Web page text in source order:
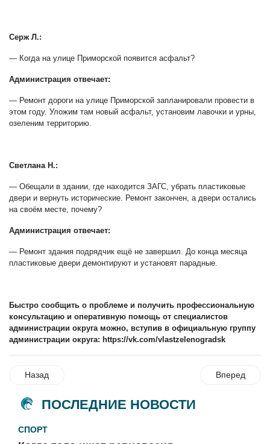
Серж Л.:
— Когда на улице Приморской появится асфальт?
Администрация отвечает:
— Ремонт дороги на улице Приморской запланировали провести в
этом году. Уложим там новый асфальт, установим лавочки и урны,
озеленим территорию.
Светлана Н.:
— Обещали в здании, где находится ЗАГС, убрать пластиковые
двери и вернуть исторические. Ремонт закончен, а двери остались
на своём месте, почему?
Администрация отвечает:
— Ремонт здания подрядчик ещё не завершил. До конца месяца
пластиковые двери демонтируют и установят парадные.
Быстро сообщить о проблеме и получить профессиональную
консультацию и оперативную помощь от специалистов
администрации округа можно, вступив в официальную группу
администрации округа: https://vk.com/vlastzelenogradsk
Назад Вперед
ПОСЛЕДНИЕ НОВОСТИ
СПОРТ